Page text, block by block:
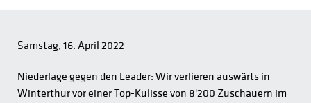
Samstag, 16. April 2022
Niederlage gegen den Leader: Wir verlieren auswärts in
Winterthur vor einer Top-Kulisse von 8'200 Zuschauern im